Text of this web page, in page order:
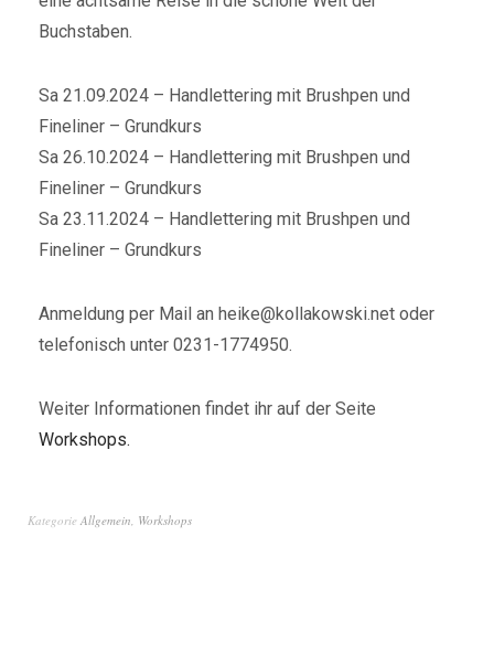
Buchstaben.
Sa 21.09.2024 – Handlettering mit Brushpen und
Fineliner – Grundkurs
Sa 26.10.2024 – Handlettering mit Brushpen und
Fineliner – Grundkurs
Sa 23.11.2024 – Handlettering mit Brushpen und
Fineliner – Grundkurs
Anmeldung per Mail an heike@kollakowski.net oder
telefonisch unter 0231-1774950.
Weiter Informationen findet ihr auf der Seite
Workshops.
Kategorie Allgemein Workshops